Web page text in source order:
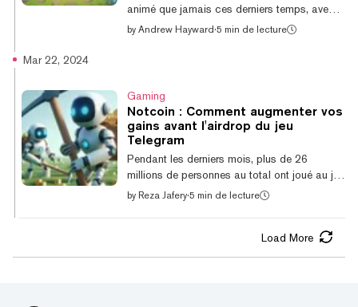
animé que jamais ces derniers temps, avec
des jeux de premier plan qui commencent à
Heureusement, Decrypt's GG est sur tous les
fronts. Et si vous avez besoin d'un moyen
rapide de vous mettre à jour sur les derniers
mouvements autour des jeux vidéo
cryptographiques, nous lançons Cette
by Andrew Hayward ·5 min de lecture
Mar 22, 2024
Gaming
Notcoin : Comment augmenter vos
gains avant l'airdrop du jeu
Telegram
Pendant les derniers mois, plus de 26
millions de personnes au total ont joué au jeu
clicker viral Notcoin sur Telegram. Dans ce
sur un bouton pour «miner» des pièces. C'est
aussi simple que cela, mais aussi beaucoup
plus engageant que cela pourrait sembler.
by Reza Jafery·5 min de lecture
Load More